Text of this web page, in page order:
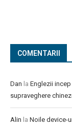
COMENTARII
Dan la Englezii
supraveghere
Alin la Noile device-